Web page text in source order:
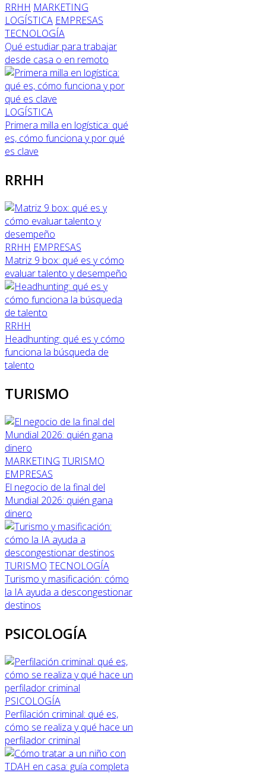
RRHH MARKETING
LOGÍSTICA EMPRESAS
TECNOLOGÍA
Qué estudiar para trabajar
desde casa o en remoto
LOGÍSTICA
Primera milla en logística: qué
es, cómo funciona y por qué
es clave
RRHH
RRHH EMPRESAS
Matriz 9 box: qué es y cómo
evaluar talento y desempeño
RRHH
Headhunting: qué es y cómo
funciona la búsqueda de
talento
TURISMO
MARKETING TURISMO
EMPRESAS
El negocio de la final del
Mundial 2026: quién gana
dinero
TURISMO TECNOLOGÍA
Turismo y masificación: cómo
la IA ayuda a descongestionar
destinos
PSICOLOGÍA
PSICOLOGÍA
Perfilación criminal: qué es,
cómo se realiza y qué hace un
perfilador criminal